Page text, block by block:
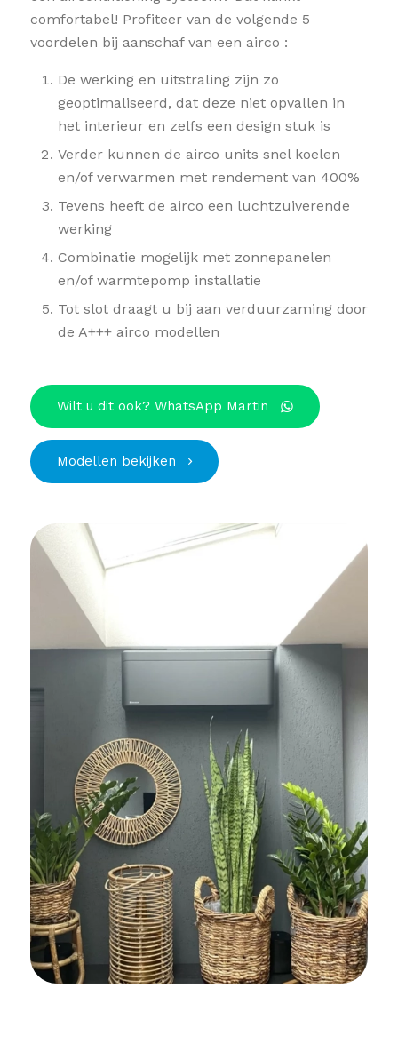
comfortabel! Profiteer van de volgende 5
voordelen bij aanschaf van een airco :
De werking en uitstraling zijn zo
geoptimaliseerd, dat deze niet opvallen in
het interieur en zelfs een design stuk is
Verder kunnen de airco units snel koelen
en/of verwarmen met rendement van 400%
Tevens heeft de airco een luchtzuiverende
werking
Combinatie mogelijk met zonnepanelen
en/of warmtepomp installatie
Tot slot draagt u bij aan verduurzaming door
de A+++ airco modellen
Wilt u dit ook? WhatsApp Martin
Modellen bekijken